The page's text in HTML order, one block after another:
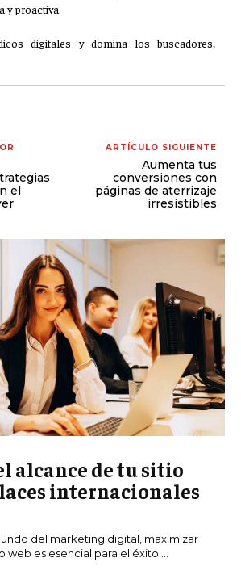
y proactiva.
digitales y domina los buscadores,
el
ARTÍCULO SIGUIENTE
Aumenta tus
conversiones con
páginas de aterrizaje
irresistibles
alcance de tu sitio
internacionales
del marketing digital, maximizar
web es esencial para el éxito....